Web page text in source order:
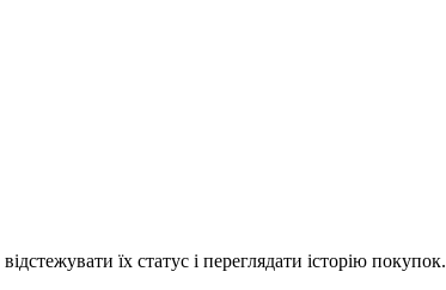
їх статус і переглядати історію покупок.